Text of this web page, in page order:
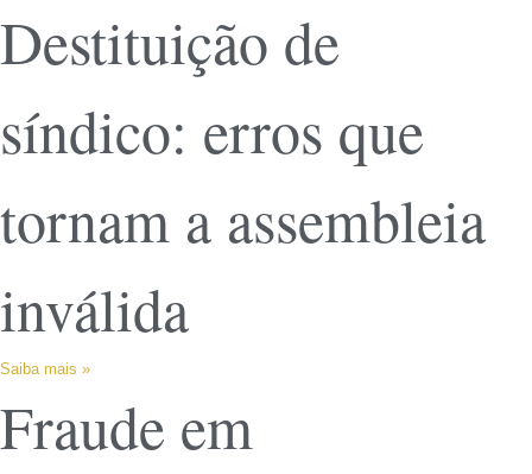
Destituição de
síndico: erros que
tornam a assembleia
inválida
Saiba mais »
Fraude em